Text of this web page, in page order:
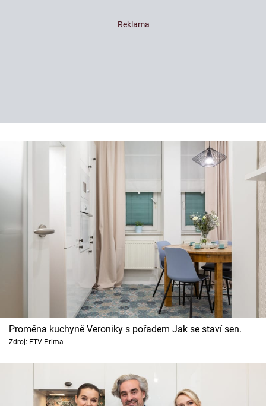
Proměna kuchyně Veroniky s pořadem Jak se staví sen.
Zdroj: FTV Prima